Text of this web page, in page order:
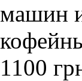
машин
1100